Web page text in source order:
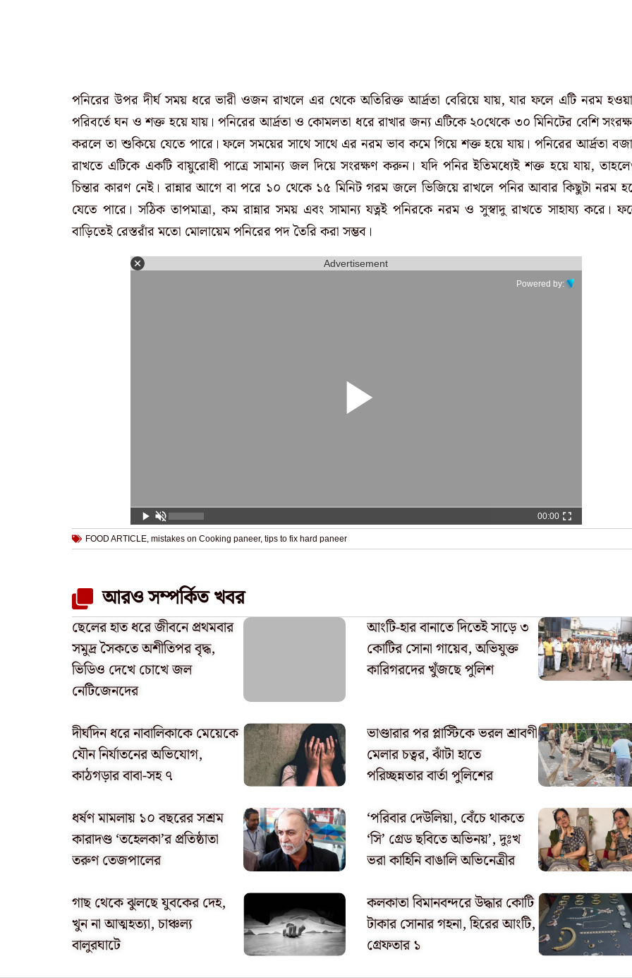
পনিরের উপর দীর্ঘ সময় ধরে ভারী ওজন রাখলে এর থেকে অতিরিক্ত আর্দ্রতা বেরিয়ে যায়, যার ফলে এটি নরম
পরিবর্তে ঘন ও শক্ত হয়ে যায়। পনিরের আর্দ্রতা ও কোমলতা ধরে রাখার জন্য এটিকে ২০থেকে ৩০ মিনিটের বেশি
করলে তা শুকিয়ে যেতে পারে। ফলে সময়ের সাথে সাথে এর নরম ভাব কমে গিয়ে শক্ত হয়ে যায়। পনিরের আর্দ্রতা
রাখতে এটিকে একটি বায়ুরোধী পাত্রে সামান্য জল দিয়ে সংরক্ষণ করুন। যদি পনির ইতিমধ্যেই শক্ত হয়ে যায়,
চিন্তার কারণ নেই। রান্নার আগে বা পরে ১০ থেকে ১৫ মিনিট গরম জলে ভিজিয়ে রাখলে পনির আবার কিছুটা নরম
যেতে পারে। সঠিক তাপমাত্রা, কম রান্নার সময় এবং সামান্য যত্নই পনিরকে নরম ও সুস্বাদু রাখতে সাহায্য করে।
বাড়িতেই রেস্তরাঁর মতো মোলায়েম পনিরের পদ তৈরি করা সম্ভব।
Advertisement
Powered by:
00:00
FOOD ARTICLE, mistakes on Cooking paneer, tips to fix hard paneer
আরও সম্পর্কিত খবর
ছেলের হাত ধরে জীবনে প্রথমবার
সমুদ্র সৈকতে অশীতিপর বৃদ্ধ,
ভিডিও দেখে চোখে জল
নেটিজেনদের
আংটি-হার বানাতে দিতেই সাড়ে ৩
কোটির সোনা গায়েব, অভিযুক্ত
কারিগরদের খুঁজছে পুলিশ
দীর্ঘদিন ধরে নাবালিকাকে মেয়েকে
যৌন নির্যাতনের অভিযোগ,
কাঠগড়ার বাবা-সহ ৭
ভাণ্ডারার পর প্লাস্টিকে ভরল শ্রাবণী
মেলার চত্বর, ঝাঁটা হাতে
পরিচ্ছন্নতার বার্তা পুলিশের
ধর্ষণ মামলায় ১০ বছরের সশ্রম
কারাদণ্ড ‘তহেলকা’র প্রতিষ্ঠাতা
তরুণ তেজপালের
‘পরিবার দেউলিয়া, বেঁচে থাকতে
‘সি’ গ্রেড ছবিতে অভিনয়’, দুঃখ
ভরা কাহিনি বাঙালি অভিনেত্রীর
গাছ থেকে ঝুলছে যুবকের দেহ,
খুন না আত্মহত্যা, চাঞ্চল্য
বালুরঘাটে
কলকাতা বিমানবন্দরে উদ্ধার কোটি
টাকার সোনার গহনা, হিরের আংটি,
গ্রেফতার ১